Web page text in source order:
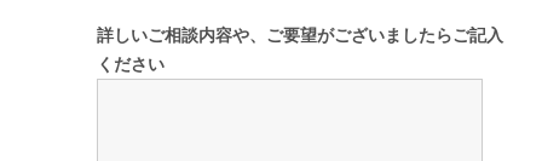
詳しいご相談内容や、ご要望がございましたらご記入
ください